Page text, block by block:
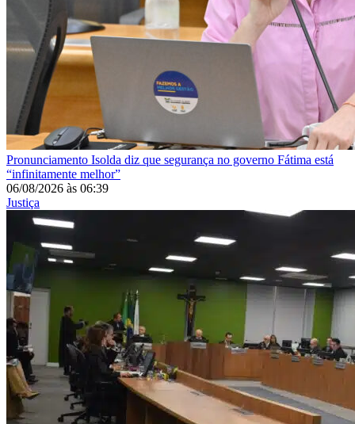
Pronunciamento Isolda diz que segurança no governo Fátima está
“infinitamente melhor”
06/08/2026 às 06:39
Justiça